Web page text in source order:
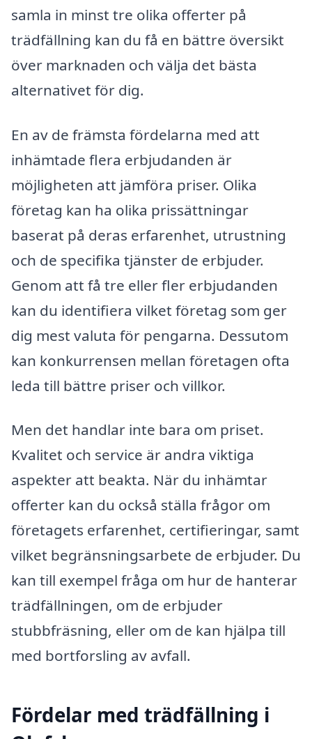
samla in minst tre olika offerter på
trädfällning kan du få en bättre översikt
över marknaden och välja det bästa
alternativet för dig.
En av de främsta fördelarna med att
inhämtade flera erbjudanden är
möjligheten att jämföra priser. Olika
företag kan ha olika prissättningar
baserat på deras erfarenhet, utrustning
och de specifika tjänster de erbjuder.
Genom att få tre eller fler erbjudanden
kan du identifiera vilket företag som ger
dig mest valuta för pengarna. Dessutom
kan konkurrensen mellan företagen ofta
leda till bättre priser och villkor.
Men det handlar inte bara om priset.
Kvalitet och service är andra viktiga
aspekter att beakta. När du inhämtar
offerter kan du också ställa frågor om
företagets erfarenhet, certifieringar, samt
vilket begränsningsarbete de erbjuder. Du
kan till exempel fråga om hur de hanterar
trädfällningen, om de erbjuder
stubbfräsning, eller om de kan hjälpa till
med bortforsling av avfall.
Fördelar med trädfällning i